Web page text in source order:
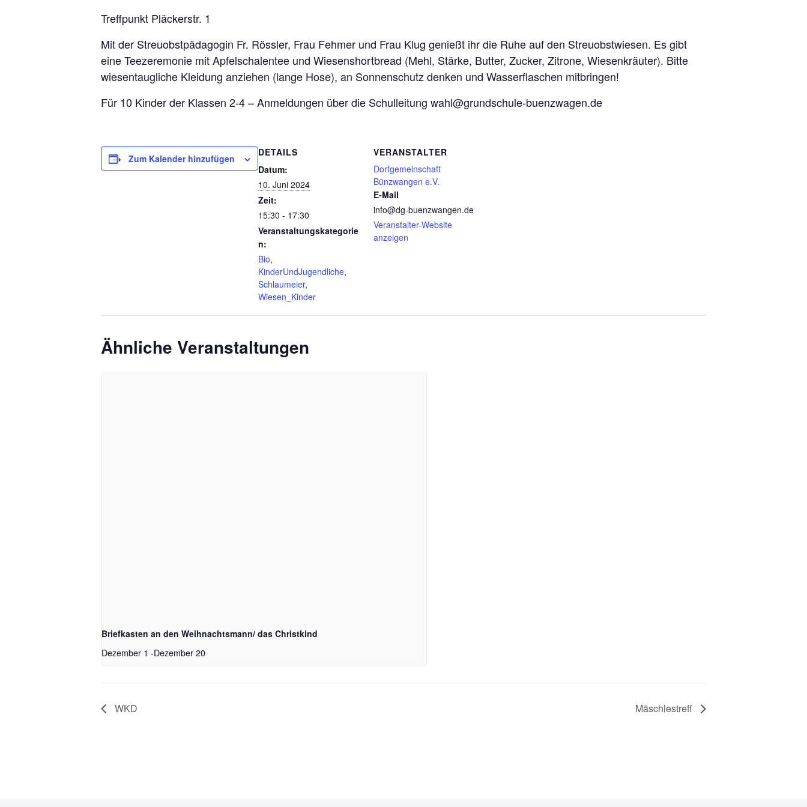
Treffpunkt Pläckerstr. 1
Mit der Streuobstpädagogin Fr. Rössler, Frau Fehmer und Frau Klug genießt ihr die Ruhe auf den Streuobstwiesen. Es gibt
eine Teezeremonie mit Apfelschalentee und Wiesenshortbread (Mehl, Stärke, Butter, Zucker, Zitrone, Wiesenkräuter). Bitte
wiesentaugliche Kleidung anziehen (lange Hose), an Sonnenschutz denken und Wasserflaschen mitbringen!
Für 10 Kinder der Klassen 2-4 – Anmeldungen über die Schulleitung wahl@grundschule-buenzwagen.de
Zum Kalender hinzufügen
DETAILS
Datum:
10. Juni 2024
Zeit:
15:30 - 17:30
Veranstaltungskategorie
n:
Bio,
KinderUndJugendliche,
Schlaumeier,
Wiesen_Kinder
VERANSTALTER
Dorfgemeinschaft
Bünzwangen e.V.
E-Mail
info@dg-buenzwangen.de
Veranstalter-Website
anzeigen
Ähnliche Veranstaltungen
Briefkasten an den Weihnachtsmann/ das Christkind
Dezember 1 -Dezember 20
WKD Mäschlestreff